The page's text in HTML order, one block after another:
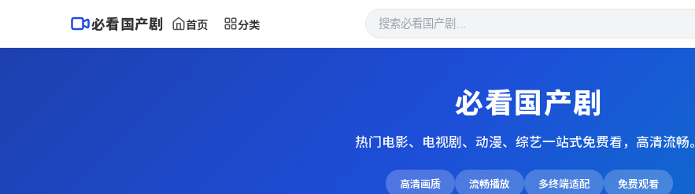
必看国产剧 首页 分类
必看国产剧
热门电影、电视剧、动漫、综艺一站式免费看，高清流畅。
高清画质 流畅播放 多终端适配 免费观看